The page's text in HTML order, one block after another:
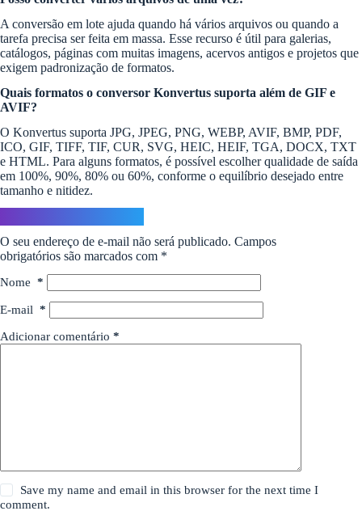
A conversão em lote ajuda quando há vários arquivos ou quando a
tarefa precisa ser feita em massa. Esse recurso é útil para galerias,
catálogos, páginas com muitas imagens, acervos antigos e projetos que
exigem padronização de formatos.
Quais formatos o conversor Konvertus suporta além de GIF e
AVIF?
O Konvertus suporta JPG, JPEG, PNG, WEBP, AVIF, BMP, PDF,
ICO, GIF, TIFF, TIF, CUR, SVG, HEIC, HEIF, TGA, DOCX, TXT
e HTML. Para alguns formatos, é possível escolher qualidade de saída
em 100%, 90%, 80% ou 60%, conforme o equilíbrio desejado entre
tamanho e nitidez.
O seu endereço de e-mail não será publicado. Campos
obrigatórios são marcados com *
Nome *
E-mail *
Adicionar comentário *
Save my name and email in this browser for the next time I
comment.